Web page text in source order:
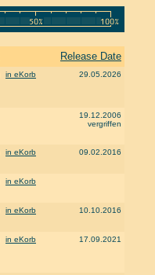
Release Date
in eKorb 29.05.2026
19.12.2006
vergriffen
in eKorb 09.02.2016
in eKorb
in eKorb 10.10.2016
in eKorb 17.09.2021